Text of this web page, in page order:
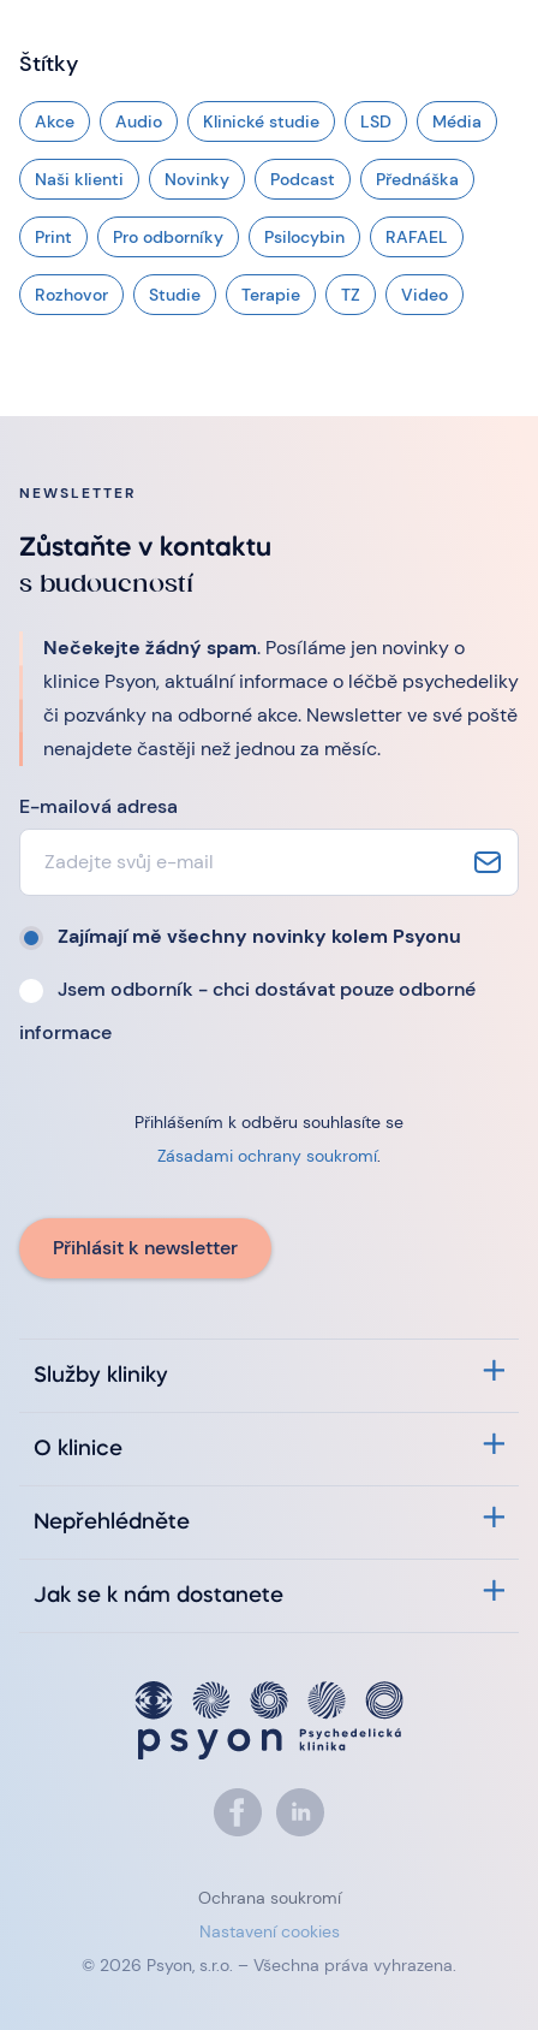
Štítky
Akce Audio Klinické studie LSD Média
Naši klienti Novinky Podcast Přednáška
Print Pro odborníky Psilocybin RAFAEL
Rozhovor Studie Terapie TZ Video
NEWSLETTER
Zůstaňte v kontaktu
s budoucností
Nečekejte žádný spam. Posíláme jen novinky o
klinice Psyon, aktuální informace o léčbě psychedeliky
či pozvánky na odborné akce. Newsletter ve své poště
nenajdete častěji než jednou za měsíc.
E-mailová adresa
Zajímají mě všechny novinky kolem Psyonu
Jsem odborník - chci dostávat pouze odborné
informace
Přihlášením k odběru souhlasíte se
Zásadami ochrany soukromí.
Přihlásit k newsletter
Služby kliniky
O klinice
Nepřehlédněte
Jak se k nám dostanete
Ochrana soukromí
Nastavení cookies
© 2026 Psyon, s.r.o. – Všechna práva vyhrazena.